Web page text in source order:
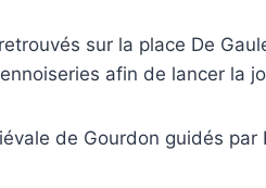
sur la place De
afin de lancer la
de Gourdon guidés